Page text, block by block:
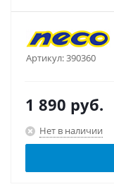
Артикул:390360
1 890 руб.
Нет в наличии